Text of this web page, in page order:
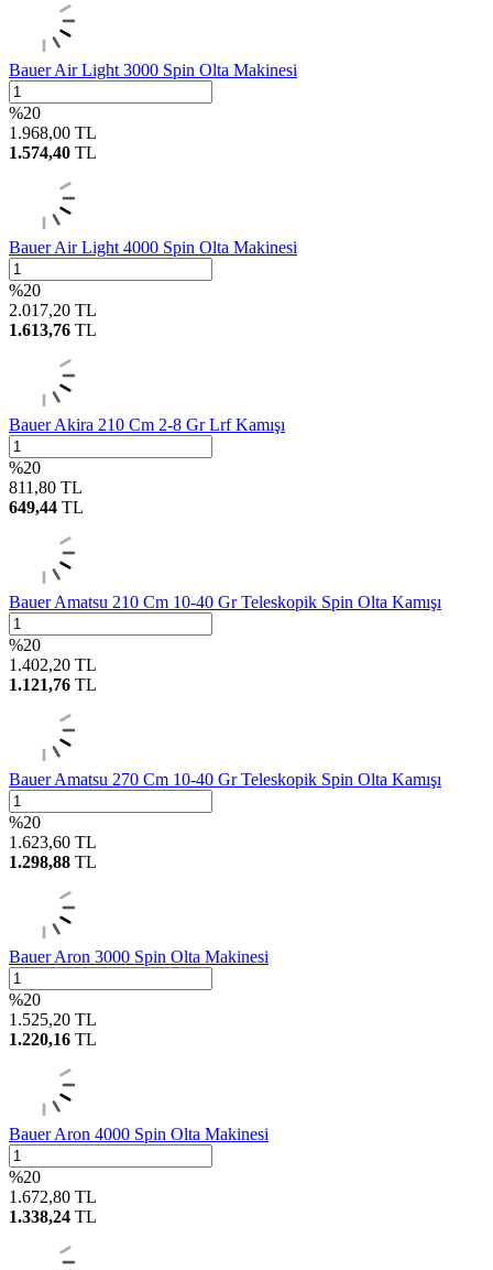
Bauer Air Light 3000 Spin Olta Makinesi
%20
1.968,00 TL
1.574,40 TL
Bauer Air Light 4000 Spin Olta Makinesi
%20
2.017,20 TL
1.613,76 TL
Bauer Akira 210 Cm 2-8 Gr Lrf Kamışı
%20
811,80 TL
649,44 TL
Bauer Amatsu 210 Cm 10-40 Gr Teleskopik Spin Olta Kamışı
%20
1.402,20 TL
1.121,76 TL
Bauer Amatsu 270 Cm 10-40 Gr Teleskopik Spin Olta Kamışı
%20
1.623,60 TL
1.298,88 TL
Bauer Aron 3000 Spin Olta Makinesi
%20
1.525,20 TL
1.220,16 TL
Bauer Aron 4000 Spin Olta Makinesi
%20
1.672,80 TL
1.338,24 TL